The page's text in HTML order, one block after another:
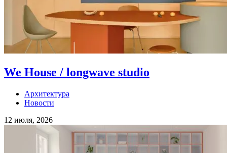
We House / longwave studio
Архитектура
Новости
12 июля, 2026